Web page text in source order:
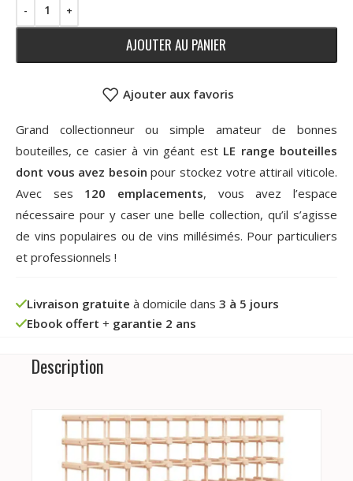
AJOUTER AU PANIER
Ajouter aux favoris
Grand collectionneur ou simple amateur de bonnes
bouteilles, ce casier à vin géant est LE range bouteilles
dont vous avez besoin pour stockez votre attirail viticole.
Avec ses 120 emplacements, vous avez l’espace
nécessaire pour y caser une belle collection, qu’il s’agisse
de vins populaires ou de vins millésimés. Pour particuliers
et professionnels !
Livraison gratuite à domicile dans 3 à 5 jours
Ebook offert + garantie 2 ans
Description